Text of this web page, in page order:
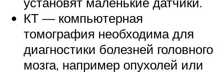
КТ — компьютерная
томография необходима для
диагностики болезней головного
мозга, например опухолей или